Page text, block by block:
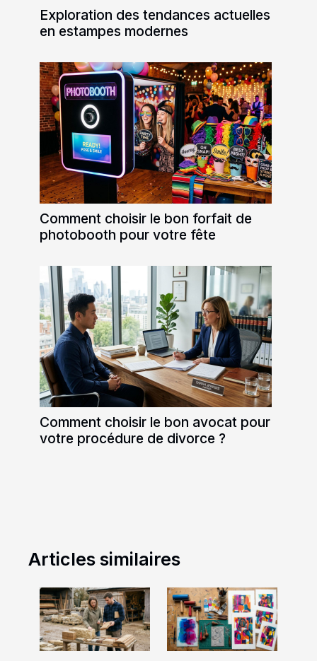
Exploration des tendances actuelles
en estampes modernes
Comment choisir le bon forfait de
photobooth pour votre fête
Comment choisir le bon avocat pour
votre procédure de divorce ?
Articles similaires